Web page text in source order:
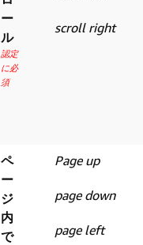
ー
ル
認定
に必
須
scroll right
ペ
ー
ジ
内
で
Page up
page down
page left